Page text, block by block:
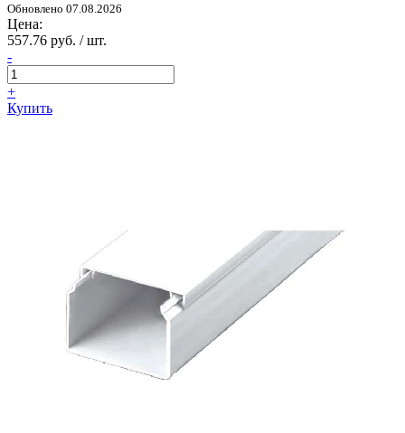
Обновлено 07.08.2026
Цена:
557.76 руб. / шт.
-
+
Купить